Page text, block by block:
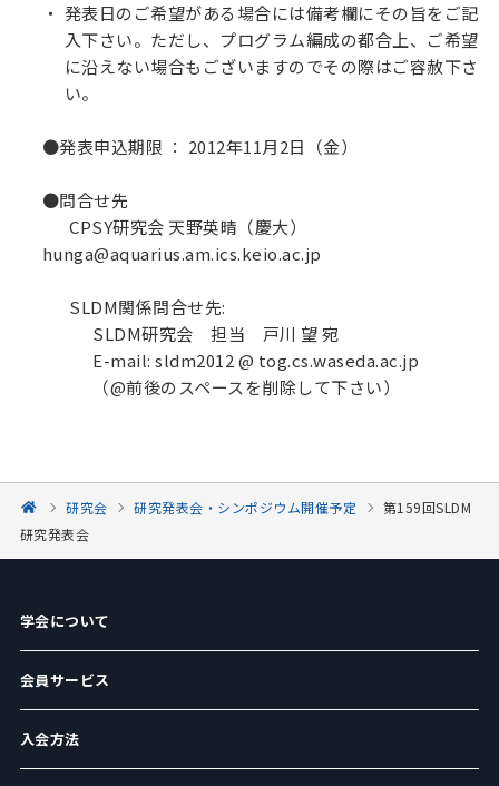
発表日のご希望がある場合には備考欄にその旨をご記
入下さい。ただし、プログラム編成の都合上、ご希望
に沿えない場合もございますのでその際はご容赦下さ
い。
●発表申込期限 ： 2012年11月2日（金）
●問合せ先
CPSY研究会 天野英晴（慶大）
hunga@aquarius.am.ics.keio.ac.jp
SLDM関係問合せ先:
SLDM研究会 担当 戸川 望 宛
E-mail: sldm2012 @ tog.cs.waseda.ac.jp
（@前後のスペースを削除して下さい）
研究会 研究発表会・シンポジウム開催予定
第159回SLDM
研究発表会
学会について
会員サービス
入会方法